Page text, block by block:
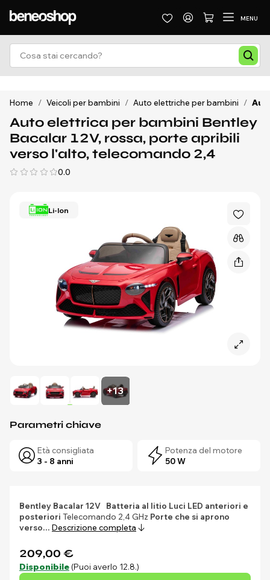
MENU
Home / Veicoli per bambini / Auto elettriche per bambini /
Auto elettrica per bambini Bentley
Bacalar 12V, rossa, porte apribili
verso l'alto, telecomando 2,4
0.0
Li-Ion
+13
Parametri chiave
Età consigliata
3 - 8 anni
Potenza del motore
50 W
Bentley Bacalar 12V Batteria al litio Luci LED anteriori e
posteriori Telecomando 2,4 GHz Porte che si aprono
verso… Descrizione completa
209,00 €
Disponibile (Puoi averlo 12.8.)